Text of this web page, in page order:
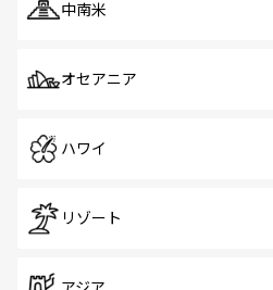
中南米
オセアニア
ハワイ
リゾート